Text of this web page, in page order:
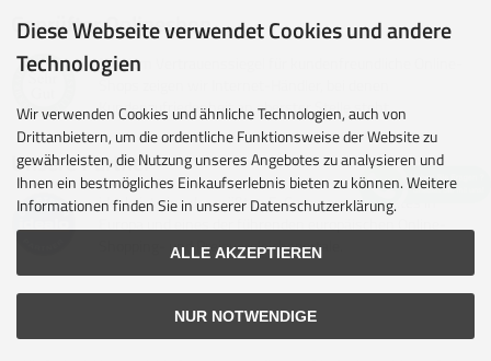
Geprüfter Onlineshop
Mit dem Vertrauenssiegel für kundenfreundliche Online-
Kundenzufriedenheit an oberster Stelle steht.
Unsere Partner
idealo ist eine der größten E-Commerce-Websites in
Shopping- und Preisvergleichsportale.
Diese Webseite verwendet Cookies und andere
Technologien
Wir verwenden Cookies und ähnliche Technologien, auch von
Drittanbietern, um die ordentliche Funktionsweise der Website zu
gewährleisten, die Nutzung unseres Angebotes zu analysieren und
Ihnen ein bestmögliches Einkaufserlebnis bieten zu können. Weitere
Informationen finden Sie in unserer Datenschutzerklärung.
ALLE AKZEPTIEREN
NUR NOTWENDIGE